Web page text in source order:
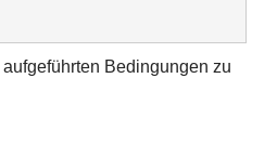
of my spare time and not
with it. It is not wanted to harm
or anything else, please
Bedingungen zu